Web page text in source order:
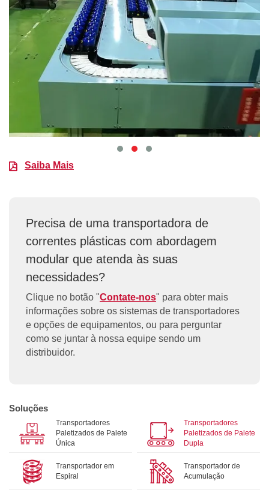
Saiba Mais
Precisa de uma transportadora de
correntes plásticas com abordagem
modular que atenda às suas
necessidades?
Clique no botão "Contate-nos" para obter mais
informações sobre os sistemas de transportadores
e opções de equipamentos, ou para perguntar
como se juntar à nossa equipe sendo um
distribuidor.
Soluções
Transportadores
Paletizados de Palete
Única
Transportadores
Paletizados de Palete
Dupla
Transportador em
Espiral
Transportador de
Acumulação